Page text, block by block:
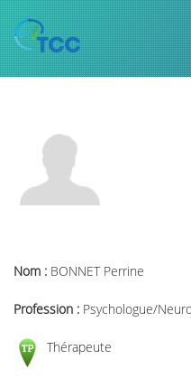
Nom : BONNET Perrine
Profession : Psychologue/
Thérapeute